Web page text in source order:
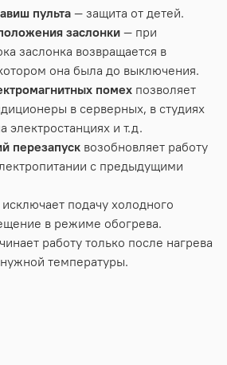
пульта — защита от детей.
заслонки — при
заслонка возвращается в
она была до выключения.
помех позволяет
в серверных, в студиях
электростанциях и т.д.
перезапуск возобновляет работу
с предыдущими
подачу холодного
в режиме обогрева.
работу только после нагрева
температуры.